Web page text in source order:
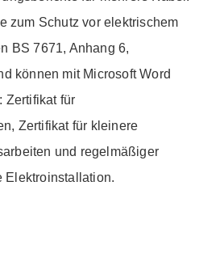
zum Schutz vor elektrischem
BS 7671, Anhang 6,
können mit Microsoft Word
Zertifikat für
Zertifikat für kleinere
und regelmäßiger
Elektroinstallation.